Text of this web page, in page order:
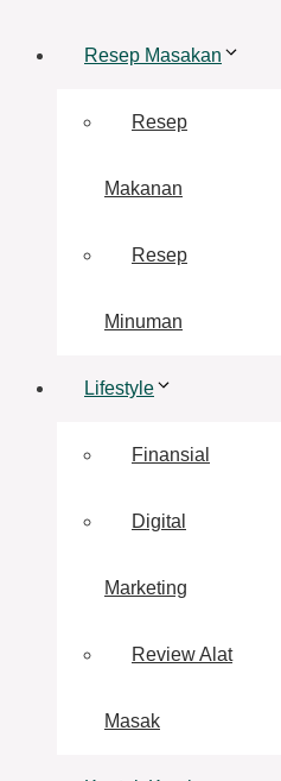
Resep Masakan
Resep
Makanan
Resep
Minuman
Lifestyle
Finansial
Digital
Marketing
Review Alat
Masak